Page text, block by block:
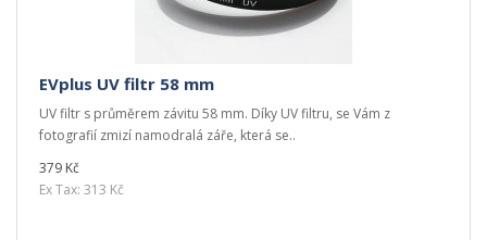
EVplus UV filtr 58 mm
UV filtr s průměrem závitu 58 mm. Díky UV filtru, se Vám z
fotografií zmizí namodralá záře, která se..
379 Kč
Ex Tax: 313 Kč